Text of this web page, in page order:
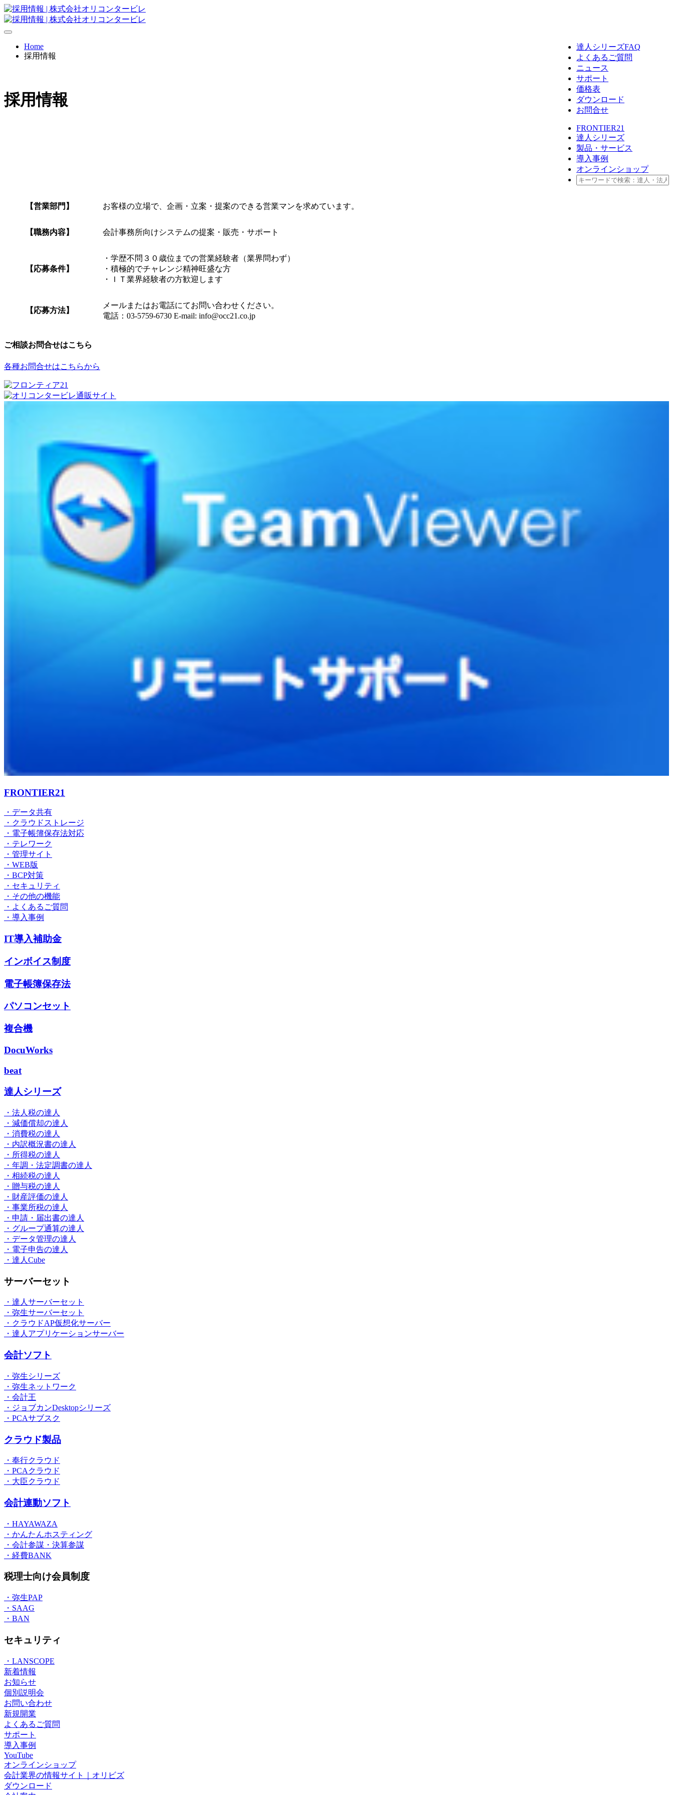
達人シリーズFAQ
よくあるご質問
ニュース
サポート
価格表
ダウンロード
お問合せ
FRONTIER21
クラウドストレージ
管理サイト
達人シリーズ
製品・サービス
デジタル化・AI導入補助金
サーバセット
新規開業おまかせセット
導入事例
オンラインショップ
Home
採用情報
採用情報
【営業部門】 お客様の立場で、企画・立案・提案のできる営業マンを求めています。
【職務内容】 会計事務所向けシステムの提案・販売・サポート
【応募条件】
・学歴不問３０歳位までの営業経験者（業界問わず）
・積極的でチャレンジ精神旺盛な方
・ＩＴ業界経験者の方歓迎します
【応募方法】
メールまたはお電話にてお問い合わせください。
電話：03-5759-6730 E-mail: info@occ21.co.jp
ご相談お問合せはこちら
各種お問合せはこちらから
FRONTIER21
・データ共有
・クラウドストレージ
・電子帳簿保存法対応
・テレワーク
・管理サイト
・WEB版
・BCP対策
・セキュリティ
・その他の機能
・よくあるご質問
・導入事例
IT導入補助金
インボイス制度
電子帳簿保存法
パソコンセット
複合機
DocuWorks
beat
達人シリーズ
・法人税の達人
・減価償却の達人
・消費税の達人
・内訳概況書の達人
・所得税の達人
・年調・法定調書の達人
・相続税の達人
・贈与税の達人
・財産評価の達人
・事業所税の達人
・申請・届出書の達人
・グループ通算の達人
・データ管理の達人
・電子申告の達人
・達人Cube
サーバーセット
・達人サーバーセット
・弥生サーバーセット
・クラウドAP仮想化サーバー
・達人アプリケーションサーバー
会計ソフト
・弥生シリーズ
・弥生ネットワーク
・会計王
・ジョブカンDesktopシリーズ
・PCAサブスク
クラウド製品
・奉行クラウド
・PCAクラウド
・大臣クラウド
会計連動ソフト
・HAYAWAZA
・かんたんホスティング
・会計参謀・決算参謀
・経費BANK
税理士向け会員制度
・弥生PAP
・SAAG
・BAN
セキュリティ
・LANSCOPE
新着情報
お知らせ
個別説明会
お問い合わせ
新規開業
よくあるご質問
サポート
導入事例
YouTube
オンラインショップ
会計業界の情報サイト｜オリビズ
ダウンロード